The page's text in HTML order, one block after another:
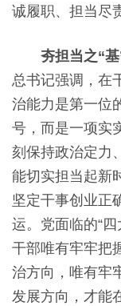
诚履职、担当尽
夯担当之“
总书记强调，在
治能力是第一位
号，而是一项实
刻保持政治定力
能切实担当起新
坚定干事创业正
运。党面临的“四
干部唯有牢牢把
治方向，唯有牢
发展方向，才能